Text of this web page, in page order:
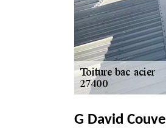
G David